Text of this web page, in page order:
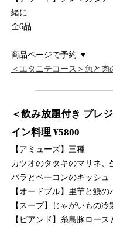
緒に
全6品
商品ページで予約 ▼
＜エタニテコース＞魚と肉
＜飲み放題付き プレ
イン料理 ¥5800
【アミューズ】三種
カツオのタタキのマリネ、
パラとベーコンのキッシュ
【オードブル】里芋と鰻
【スープ】じゃがいもの
【ビアンド】糸島豚ロー